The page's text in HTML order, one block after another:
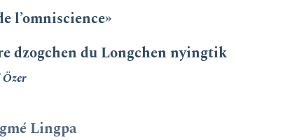
l’omniscience»
dzogchen du Longchen nyingtik
Lingpa